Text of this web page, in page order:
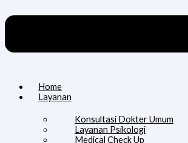
Home
Layanan
Konsultasi Dokter Umum
Layanan Psikologi
Medical Check Up